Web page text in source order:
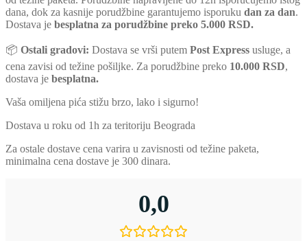
dana, dok za kasnije porudžbine garantujemo isporuku dan za dan.
Dostava je besplatna za porudžbine preko 5.000 RSD.
📦 Ostali gradovi: Dostava se vrši putem Post Express usluge, a
cena zavisi od težine pošiljke. Za porudžbine preko 10.000 RSD,
dostava je besplatna.
Vaša omiljena pića stižu brzo, lako i sigurno!
Dostava u roku od 1h za teritoriju Beograda
Za ostale dostave cena varira u zavisnosti od težine paketa,
minimalna cena dostave je 300 dinara.
0,0